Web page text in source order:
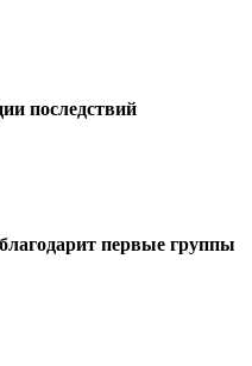
последствий
первые группы